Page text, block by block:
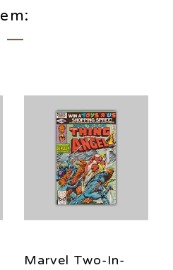
em:
Marvel Two-In-